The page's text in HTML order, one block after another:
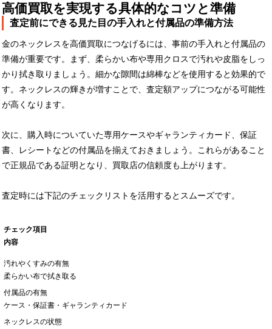
高価買取を実現する具体的なコツと準備
査定前にできる見た目の手入れと付属品の準備方法
金のネックレスを高価買取につなげるには、事前の手入れと付属品の
準備が重要です。まず、柔らかい布や専用クロスで汚れや皮脂をしっ
かり拭き取りましょう。細かな隙間は綿棒などを使用すると効果的で
す。ネックレスの輝きが増すことで、査定額アップにつながる可能性
が高くなります。
次に、購入時についていた専用ケースやギャランティカード、保証
書、レシートなどの付属品を揃えておきましょう。これらがあること
で正規品である証明となり、買取店の信頼度も上がります。
査定時には下記のチェックリストを活用するとスムーズです。
チェック項目
内容
汚れやくすみの有無
柔らかい布で拭き取る
付属品の有無
ケース・保証書・ギャランティカード
ネックレスの状態